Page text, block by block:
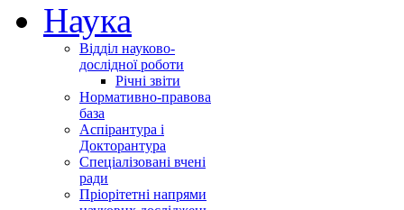
Наука
Відділ науково-
дослідної роботи
Річні звіти
Нормативно-правова
база
Аспірантура і
Докторантура
Спеціалізовані вчені
ради
Пріорітетні напрями